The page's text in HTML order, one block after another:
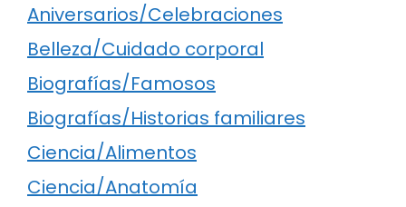
Aniversarios/Celebraciones
Belleza/Cuidado corporal
Biografías/Famosos
Biografías/Historias familiares
Ciencia/Alimentos
Ciencia/Anatomía